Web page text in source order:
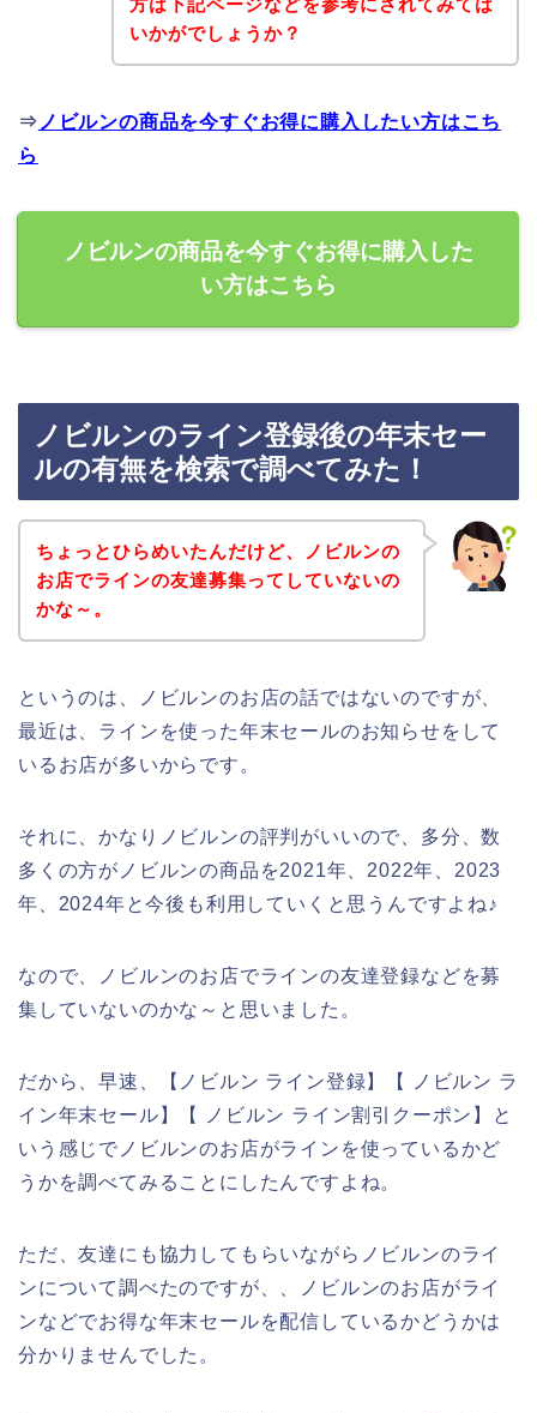
方は下記ページなどを参考にされてみては
いかがでしょうか？
⇒ ノビルンの商品を今すぐお得に購入したい方はこち
ら
ノビルンの商品を今すぐお得に購入した
い方はこちら
ノビルンのライン登録後の年末セー
ルの有無を検索で調べてみた！
ちょっとひらめいたんだけど、ノビルンの
お店でラインの友達募集ってしていないの
かな～。
というのは、ノビルンのお店の話ではないのですが、
最近は、ラインを使った年末セールのお知らせをして
いるお店が多いからです。
それに、かなりノビルンの評判がいいので、多分、数
多くの方がノビルンの商品を2021年、2022年、2023
年、2024年と今後も利用していくと思うんですよね♪
なので、ノビルンのお店でラインの友達登録などを募
集していないのかな～と思いました。
だから、早速、【ノビルン ライン登録】【 ノビルン ラ
イン年末セール】【 ノビルン ライン割引クーポン】と
いう感じでノビルンのお店がラインを使っているかど
うかを調べてみることにしたんですよね。
ただ、友達にも協力してもらいながらノビルンのライ
ンについて調べたのですが、、ノビルンのお店がライ
ンなどでお得な年末セールを配信しているかどうかは
分かりませんでした。